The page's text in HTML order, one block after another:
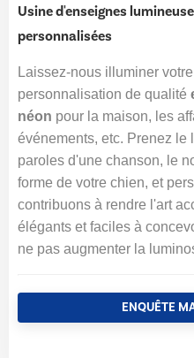
Usine d'enseignes
personnalisées
Laissez-nous illuminer
personnalisation de qualité
néon pour la maison, les
événements, etc. Prenez le
paroles d'une chanson, le
forme de votre chien, et
contribuons à rendre l'art
élégants et faciles à
ne pas augmenter la
ENQUÊTE